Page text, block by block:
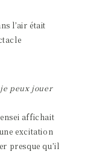
l’air était
je peux jouer
affichait
excitation
presque qu’il